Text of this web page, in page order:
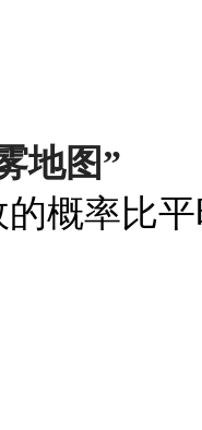
地图”
概率比